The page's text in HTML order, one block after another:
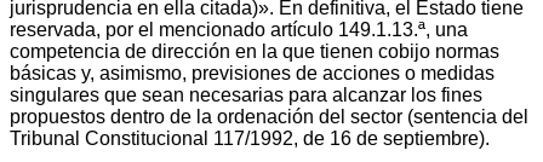
jurisprudencia en ella citada)». En definitiva, el Estado tiene
reservada, por el mencionado artículo 149.1.13.ª, una
competencia de dirección en la que tienen cobijo normas
básicas y, asimismo, previsiones de acciones o medidas
singulares que sean necesarias para alcanzar los fines
propuestos dentro de la ordenación del sector (sentencia del
Tribunal Constitucional 117/1992, de 16 de septiembre).